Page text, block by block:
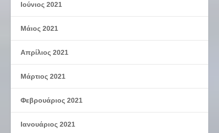
Ιούνιος 2021
Μάιος 2021
Απρίλιος 2021
Μάρτιος 2021
Φεβρουάριος 2021
Ιανουάριος 2021